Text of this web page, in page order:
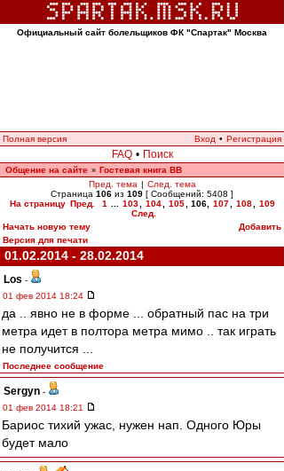
Официальный сайт болельщиков ФК "Спартак" Москва
Полная версия Вход • Регистрация
FAQ • Поиск
Общение на сайте » Гостевая книга ВВ
Пред. тема | След. тема
Страница 106 из 109 [ Сообщений: 5408 ]
На страницу Пред. 1 103 104 105 106, 107 108
109
След.
Начать новую тему
Добавить
Версия для печати
01.02.2014 - 28.02.2014
Los -
01 фев 2014 18:24
да .. явно не в форме ... обратный пас на три
метра идет в полтора метра мимо .. так играть
не получится ...
Последнее сообщение
Sergyn -
01 фев 2014 18:21
Бариос тихий ужас, нужен нап. Одного Юры
будет мало